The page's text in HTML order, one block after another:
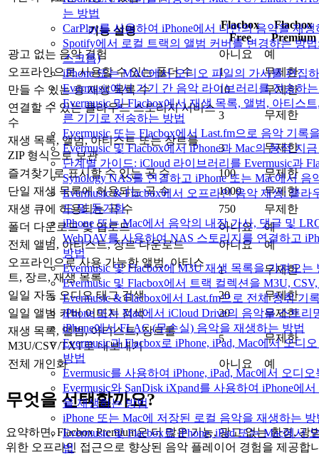
는 방법
CarPlay를 사용하여 iPhone에서 나만의 음악을 재
Spotify에서 로컬 트랙의 앨범 커버를 변경하는 방
스크톱)
iPhone 또는 MAC에서 오디오 파일의 가사를 편집
Evermusic에서 기기 간 음악 라이브러리를 전송하
Evermusic 및 Flacbox에서 재생 목록, 앨범, 아티스
른 기기로 전송하는 방법
Evermusic 또는 Flacbox에서 Last.fm으로 음악 기록
Evermusic 및 Flacbox에서 iPhone과 Mac의 동적 지
단계별 가이드: iCloud 라이브러리를 Evermusic과
Synology NAS를 연결하고 iPhone 또는 Mac에서 음
Evermusic & Flacbox에서 오프라인 음악 재생: 클
드 및 동기화
iPhone 또는 Mac에서 음악의 내장 가사, 댓글 및
WebDAV를 사용하여 NAS 스토리지를 연결하고
방법
Evermusic 및 Flacbox에 M3U 재생 목록을 가져오는
Evermusic 및 Flacbox에서 트랙 컬렉션을 M3U,
Evermusic & Flacbox에서 Last.fm으로 전체 청취 기
iPhone 또는 Mac에서 iCloud Drive의 음악을 스트리
iPhone에서 FLAC (무손실) 음악을 재생하는 방법
Evermusic과 Flacbox로 iPhone, iPad, Mac에서 오디
방법
Evermusic를 사용하여 iPhone, iPad, Mac에서 오디
Evermusic와 SanDisk iXpand를 사용하여 iPhone에
을 재생하는 방법
iPhone 또는 Mac에 저장된 로컬 음악을 재생하는 방
Evermusic 및 Flacbox로 iPhone, iPad 또는 Mac에서
법
기능 설명
Flacbox
Free
Flacbox
Premium
광고 없는 음악 경험
아니요
예
오프라인으로 사용할 수 있는 폴더 수
1
무제한
만들 수 있는 총 재생 목록 수
10
무제한
연결할 수 있는 클라우드 스토리지 서비스
수
3 무제한
재생 목록, 앨범, 아티스트 또는 장르를
ZIP 형식으로 보관
3 무제한
즐겨찾기로 표시할 수 있는 곡 수 100
무제한
단일 재생 목록에 허용되는 곡 수
1000
무제한
재생 큐에 허용되는 곡 수
750
무제한
폴더 다운로드 및 업로드
아니요
예
전체 앨범, 아티스트, 장르 다운로드
아니요
예
오프라인으로 사용 가능한 앨범, 아티스
트, 장르, 재생 목록
1 무제한
일일 자동 오디오 태그 검색 20
무제한
일일 앨범 커버 이미지 검색
20
무제한
재생 목록, 앨범, 아티스트, 장르를
M3U/CSV/TXT로 내보내기
5 무제한
전체 개인화 아니요 예
무엇을 선택할까요?
요약하면, Flacbox Premium은 더 많은 기능, 광고 없는 환경, 광
위한 오프라인 접근으로 향상된 음악 플레이어 경험을 제공합